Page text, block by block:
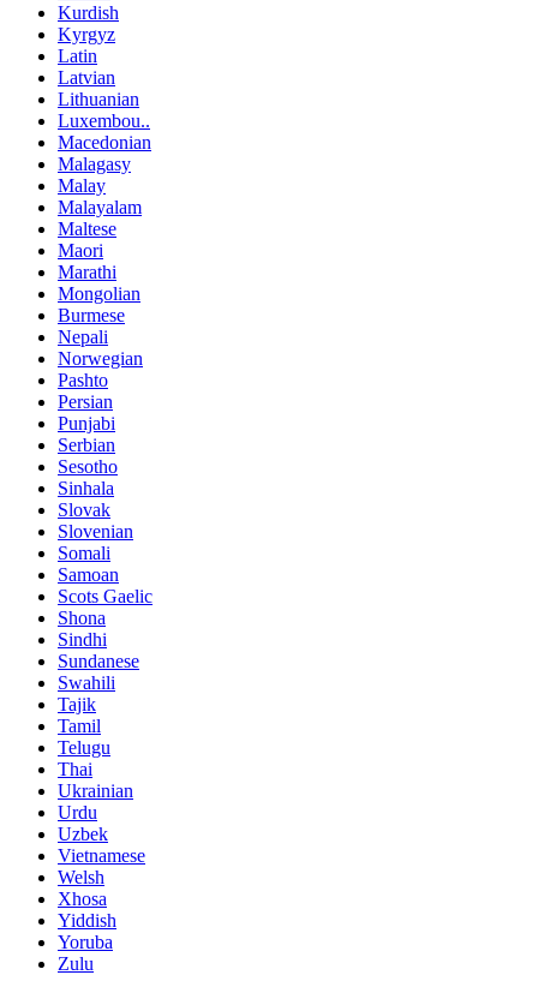
Kurdish
Kyrgyz
Latin
Latvian
Lithuanian
Luxembou..
Macedonian
Malagasy
Malay
Malayalam
Maltese
Maori
Marathi
Mongolian
Burmese
Nepali
Norwegian
Pashto
Persian
Punjabi
Serbian
Sesotho
Sinhala
Slovak
Slovenian
Somali
Samoan
Scots Gaelic
Shona
Sindhi
Sundanese
Swahili
Tajik
Tamil
Telugu
Thai
Ukrainian
Urdu
Uzbek
Vietnamese
Welsh
Xhosa
Yiddish
Yoruba
Zulu